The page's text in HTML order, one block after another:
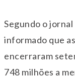
Segundo o
informado que
encerraram
748 milhões a